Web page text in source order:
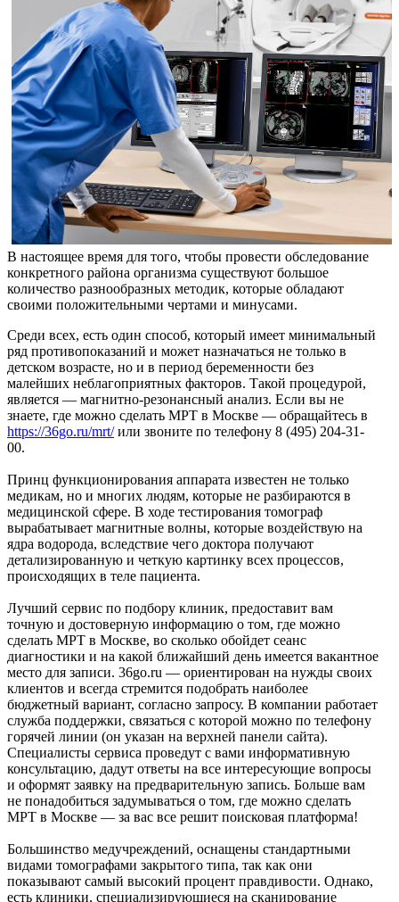
В настоящее время для того, чтобы провести обследование
конкретного района организма существуют большое
количество разнообразных методик, которые обладают
своими положительными чертами и минусами.
Среди всех, есть один способ, который имеет минимальный
ряд противопоказаний и может назначаться не только в
детском возрасте, но и в период беременности без
малейших неблагоприятных факторов. Такой процедурой,
является — магнитно-резонансный анализ. Если вы не
знаете, где можно сделать МРТ в Москве — обращайтесь в
https://36go.ru/mrt/или звоните по телефону 8 (495) 204-31-
00.
Принц функционирования аппарата известен не только
медикам, но и многих людям, которые не разбираются в
медицинской сфере. В ходе тестирования томограф
вырабатывает магнитные волны, которые воздействую на
ядра водорода, вследствие чего доктора получают
детализированную и четкую картинку всех процессов,
происходящих в теле пациента.
Лучший сервис по подбору клиник, предоставит вам
точную и достоверную информацию о том, где можно
сделать МРТ в Москве, во сколько обойдет сеанс
диагностики и на какой ближайший день имеется вакантное
место для записи. 36go.ru — ориентирован на нужды своих
клиентов и всегда стремится подобрать наиболее
бюджетный вариант, согласно запросу. В компании работает
служба поддержки, связаться с которой можно по телефону
горячей линии (он указан на верхней панели сайта).
Специалисты сервиса проведут с вами информативную
консультацию, дадут ответы на все интересующие вопросы
и оформят заявку на предварительную запись. Больше вам
не понадобиться задумываться о том, где можно сделать
МРТ в Москве — за вас все решит поисковая платформа!
Большинство медучреждений, оснащены стандартными
видами томографами закрытого типа, так как они
показывают самый высокий процент правдивости. Однако,
есть клиники, специализирующиеся на сканирование